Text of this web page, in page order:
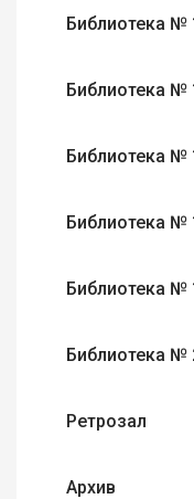
Библиотека №
Библиотека №
Библиотека №
Библиотека №
Библиотека №
Библиотека №
Ретрозал
Архив